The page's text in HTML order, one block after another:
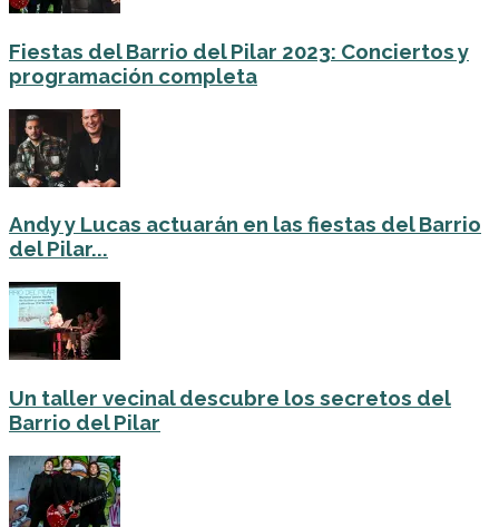
Fiestas del Barrio del Pilar 2023: Conciertos y
programación completa
Andy y Lucas actuarán en las fiestas del Barrio
del Pilar...
Un taller vecinal descubre los secretos del
Barrio del Pilar